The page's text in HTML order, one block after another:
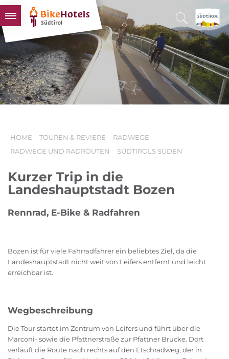
BIKEHOTELS
HOTELS & PAKETE
TOUREN & REVIERE
SÜDTIROL & WIR
HOME TOUREN & REVIERE
RADWEGE
RADWEGE UND RADROUTEN
SÜDTIROLS SÜDEN
Kurzer Trip in die
Landeshauptstadt Bozen
Rennrad, E-Bike & Radfahren
Bozen ist für viele Fahrradfahrer ein beliebtes Ziel, da die
Landeshauptstadt nicht weit von Leifers entfernt und leicht
erreichbar ist.
Wegbeschreibung
Die Tour startet im Zentrum von Leifers und führt über die
Marconi- sowie die Pfattnerstraße zur Pfattner Brücke. Dort
verläuft die Route nach rechts auf den Etschradweg, der in